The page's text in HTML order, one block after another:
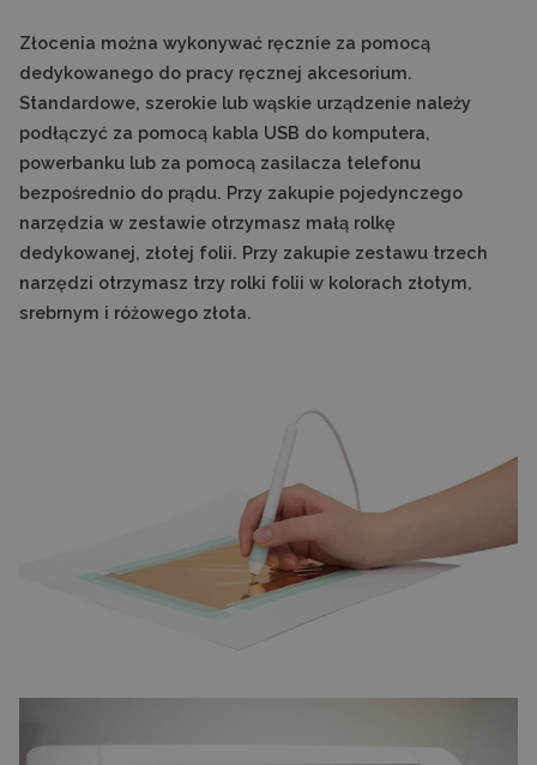
Złocenia można wykonywać ręcznie za pomocą
dedykowanego do pracy ręcznej akcesorium.
Standardowe, szerokie lub wąskie urządzenie należy
podłączyć za pomocą kabla USB do komputera,
powerbanku lub za pomocą zasilacza telefonu
bezpośrednio do prądu. Przy zakupie pojedynczego
narzędzia w zestawie otrzymasz małą rolkę
dedykowanej, złotej folii. Przy zakupie zestawu trzech
narzędzi otrzymasz trzy rolki folii w kolorach złotym,
srebrnym i różowego złota.